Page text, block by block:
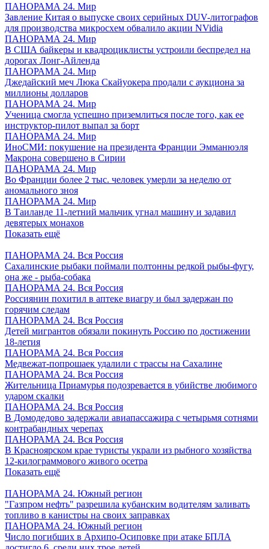
ПАНОРАМА 24. Мир
Завление Китая о выпуске своих серийных DUV-литографов
для производства микросхем обвалило акции NVidia
ПАНОРАМА 24. Мир
В США байкеры и квадроциклисты устроили беспредел на
дорогах Лонг-Айленда
ПАНОРАМА 24. Мир
Джедайский меч Люка Скайуокера продали с аукциона за
миллионы долларов
ПАНОРАМА 24. Мир
Ученица смогла успешно приземлиться после того, как ее
инструктор-пилот выпал за борт
ПАНОРАМА 24. Мир
ИноСМИ: покушение на президента Франции Эмманюэля
Макрона совершено в Сирии
ПАНОРАМА 24. Мир
Во Франции более 2 тыс. человек умерли за неделю от
аномального зноя
ПАНОРАМА 24. Мир
В Таиланде 11-летний мальчик угнал машину и задавил
девятерых монахов
Показать ещё
ПАНОРАМА 24. Вся Россия
Сахалинские рыбаки поймали полтонны редкой рыбы-фугу,
она же - рыба-собака
ПАНОРАМА 24. Вся Россия
Россиянин похитил в аптеке виагру и был задержан по
горячим следам
ПАНОРАМА 24. Вся Россия
Детей мигрантов обязали покинуть Россию по достижении
18-летия
ПАНОРАМА 24. Вся Россия
Медвежат-попрошаек удалили с трассы на Сахалине
ПАНОРАМА 24. Вся Россия
Жительница Приамурья подозревается в убийстве любимого
ударом скалки
ПАНОРАМА 24. Вся Россия
В Домодедово задержали авиапассажира с четырьмя сотнями
контрабандных черепах
ПАНОРАМА 24. Вся Россия
В Красноярском крае туристы украли из рыбного хозяйства
12-килограммового живого осетра
Показать ещё
ПАНОРАМА 24. Южный регион
"Газпром нефть" разрешила кубанским водителям заливать
топливо в канистры на своих заправках
ПАНОРАМА 24. Южный регион
Число погибших в Архипо-Осиповке при атаке БПЛА